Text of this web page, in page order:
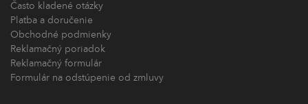
Často kladené otázky
Platba a doručenie
Obchodné podmienky
Reklamačný poriadok
Reklamačný formulár
Formulár na odstúpenie od zmluvy